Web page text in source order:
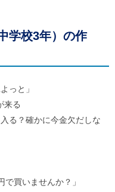
学校3年）の作
っと」
る
る？確かに今金欠だしな
で買いませんか？」